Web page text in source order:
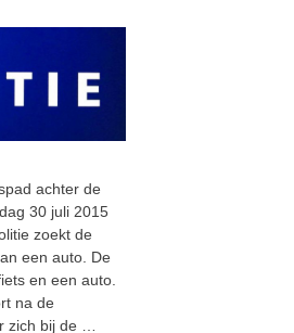
achter de
30 juli 2015
zoekt de
een auto. De
en een auto.
na de
zich bij de …